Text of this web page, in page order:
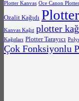
Plotter Kanvas Oce Canon Plotter
Ozalit Kağıdı Plotter
Kanvas Kağıt plotter
Kağıtları Plotter Tarayıcı
Çok Fonksiyonlu